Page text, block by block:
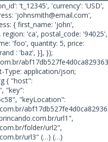
't_12345', 'currency': 'USD',
'johnsmith@email.com',
{ first_name: 'john',
'ca', postal_code: '94025',
'foo', quantity: 5, price:
: 'baz', }], });
Type: application/json;
{ "host":
"key":
"keyLocation":
url1",
folder/url2",
url3" (…) (…)